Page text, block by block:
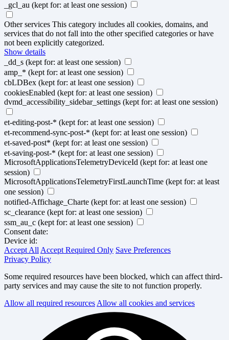
_gcl_au (kept for: at least one session)
Other services This category includes all cookies, domains, and
services that do not fall into the other specified categories or have
not been explicitly categorized.
Show details
_dd_s (kept for: at least one session)
amp_* (kept for: at least one session)
cbLDBex (kept for: at least one session)
cookiesEnabled (kept for: at least one session)
dvmd_accessibility_sidebar_settings (kept for: at least one session)
et-editing-post-* (kept for: at least one session)
et-recommend-sync-post-* (kept for: at least one session)
et-saved-post* (kept for: at least one session)
et-saving-post-* (kept for: at least one session)
MicrosoftApplicationsTelemetryDeviceId (kept for: at least one
session)
MicrosoftApplicationsTelemetryFirstLaunchTime (kept for: at least
one session)
notified-Affichage_Charte (kept for: at least one session)
sc_clearance (kept for: at least one session)
ssm_au_c (kept for: at least one session)
Consent date:
Device id:
Accept AllAccept Required Only Save Preferences
Privacy Policy
Some required resources have been blocked, which can affect third-
party services and may cause the site to not function properly.
Allow all required resourcesAllow all cookies and services